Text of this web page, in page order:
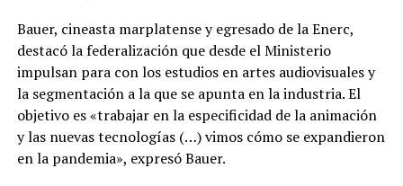
Bauer, cineasta marplatense y egresado de la Enerc,
destacó la federalización que desde el Ministerio
impulsan para con los estudios en artes audiovisuales y
la segmentación a la que se apunta en la industria. El
objetivo es «trabajar en la especificidad de la animación
y las nuevas tecnologías (…) vimos cómo se expandieron
en la pandemia», expresó Bauer.